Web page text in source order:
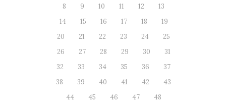
8 9 10 11 12
13
14
15 16 17 18
19
20
21 22 23 24
25
26
27 28 29 30
31
32
33 34 35 36
37
38
39 40 41 42
43
44
45 46 47
48